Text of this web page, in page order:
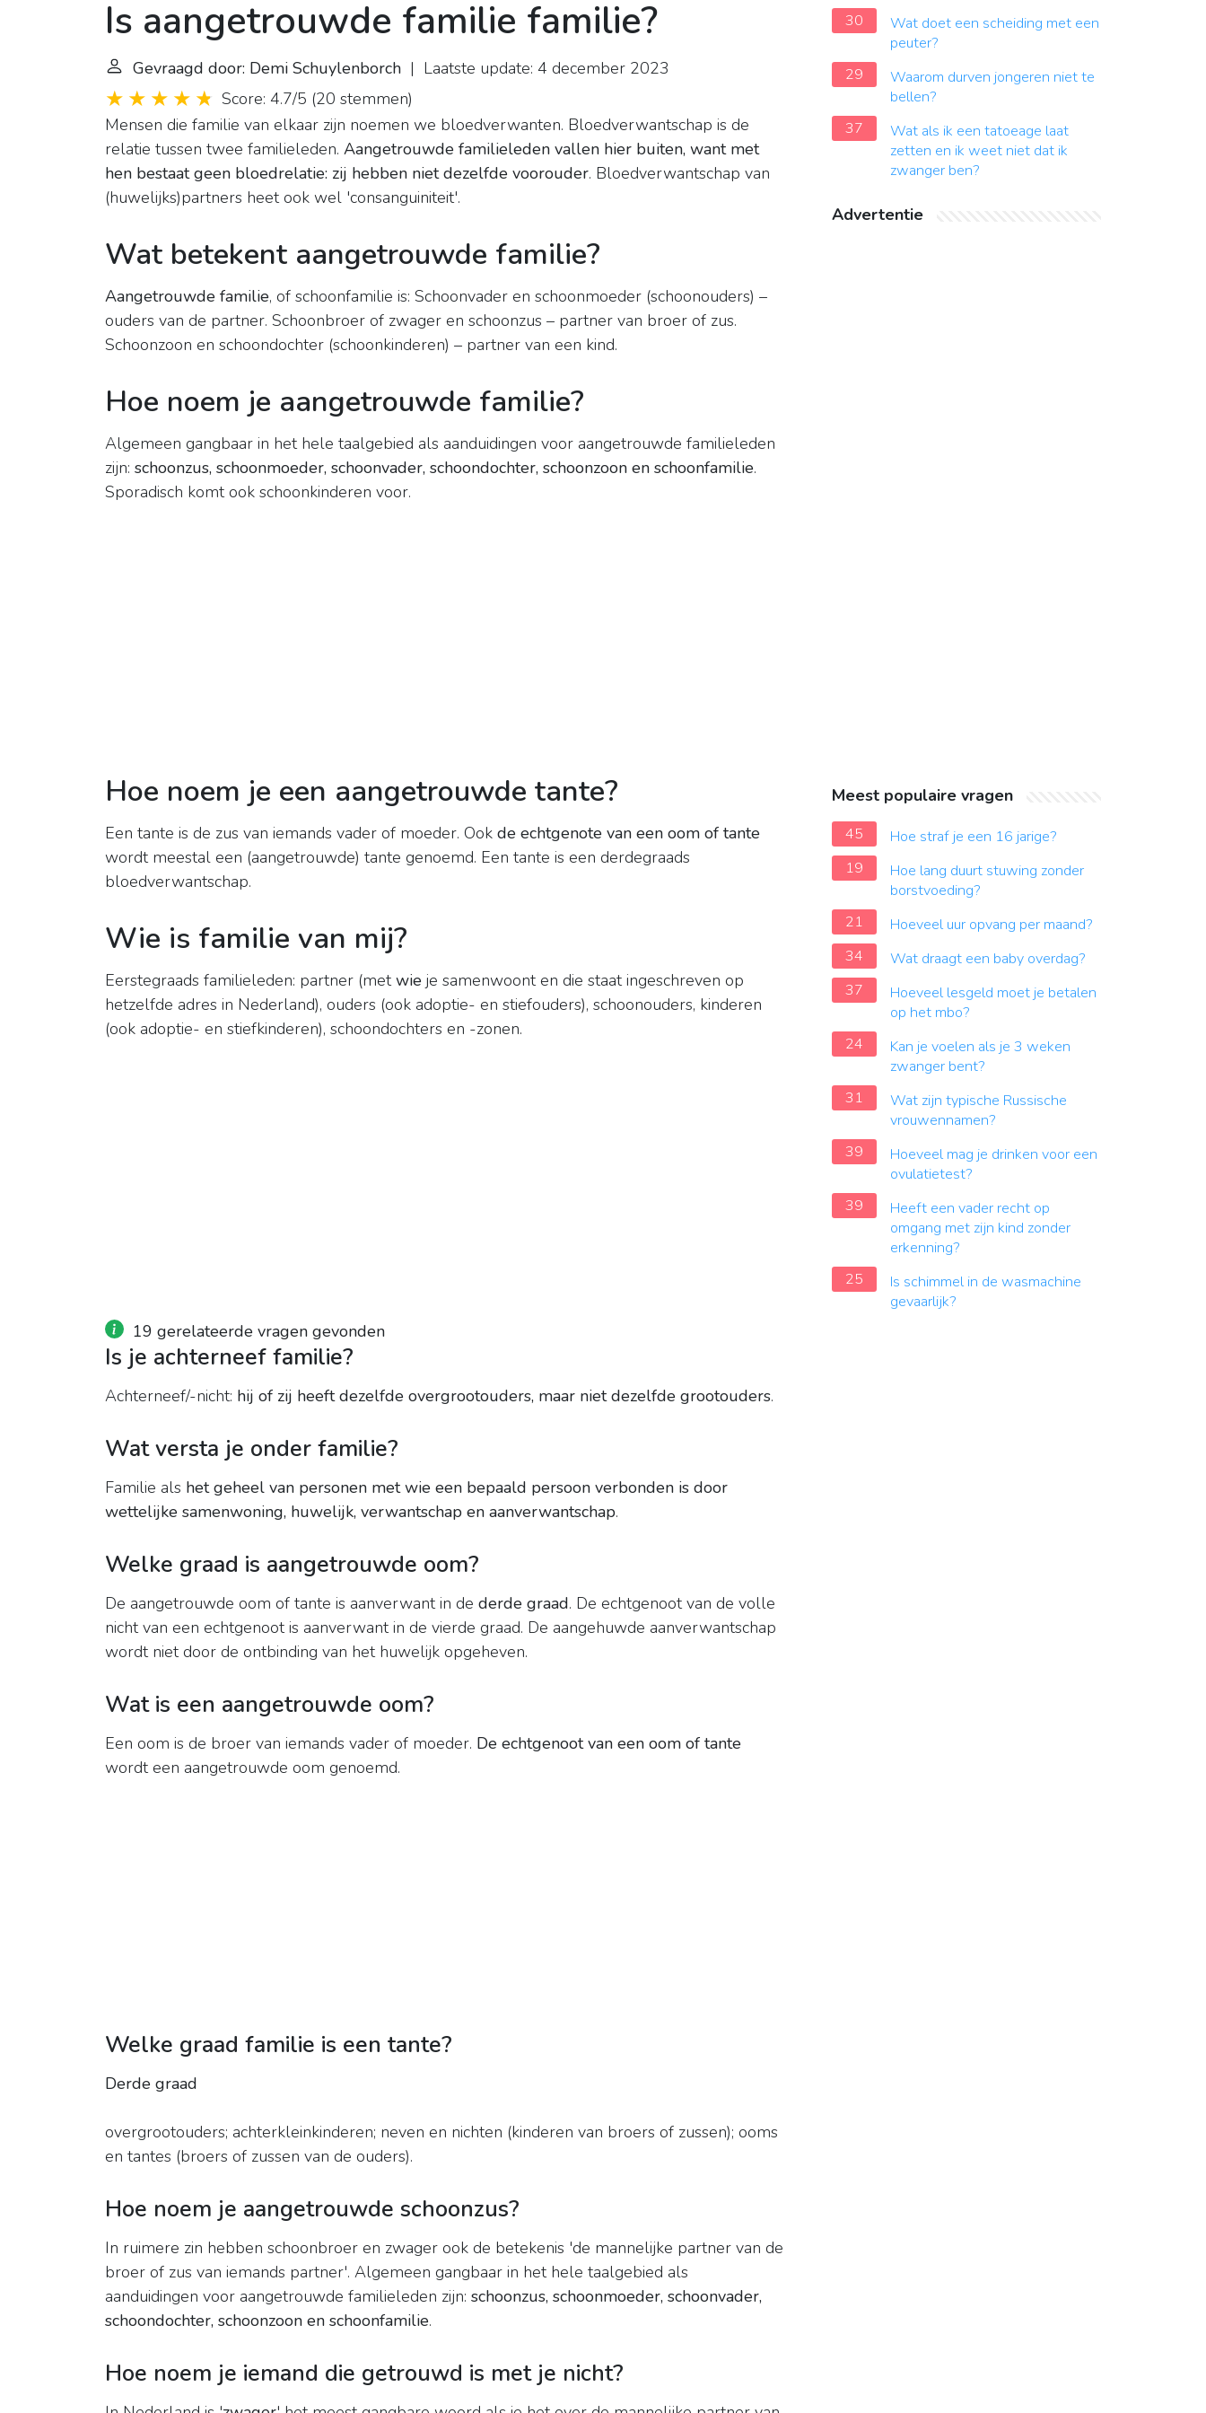
Is aangetrouwde familie familie?
Gevraagd door: Demi Schuylenborch | Laatste update: 4 december 2023
Score: 4.7/5 (20 stemmen)
Mensen die familie van elkaar zijn noemen we bloedverwanten. Bloedverwantschap is de
relatie tussen twee familieleden. Aangetrouwde familieleden vallen hier buiten, want met
hen bestaat geen bloedrelatie: zij hebben niet dezelfde voorouder. Bloedverwantschap van
(huwelijks)partners heet ook wel 'consanguiniteit'.
Wat betekent aangetrouwde familie?
Aangetrouwde familie, of schoonfamilie is: Schoonvader en schoonmoeder (schoonouders) –
ouders van de partner. Schoonbroer of zwager en schoonzus – partner van broer of zus.
Schoonzoon en schoondochter (schoonkinderen) – partner van een kind.
Hoe noem je aangetrouwde familie?
Algemeen gangbaar in het hele taalgebied als aanduidingen voor aangetrouwde familieleden
zijn: schoonzus, schoonmoeder, schoonvader, schoondochter, schoonzoon en schoonfamilie.
Sporadisch komt ook schoonkinderen voor.
Hoe noem je een aangetrouwde tante?
Een tante is de zus van iemands vader of moeder. Ook de echtgenote van een oom of tante
wordt meestal een (aangetrouwde) tante genoemd. Een tante is een derdegraads
bloedverwantschap.
Wie is familie van mij?
Eerstegraads familieleden: partner (metwie je samenwoont en die staat ingeschreven op
hetzelfde adres in Nederland), ouders (ook adoptie- en stiefouders), schoonouders, kinderen
(ook adoptie- en stiefkinderen), schoondochters en -zonen.
19 gerelateerde vragen gevonden
Is je achterneef familie?
Achterneef/-nicht: hij of zij heeft dezelfde overgrootouders, maar niet dezelfde grootouders.
Wat versta je onder familie?
Familie als het geheel van personen met wie een bepaald persoon verbonden is door
wettelijke samenwoning, huwelijk, verwantschap en aanverwantschap.
Welke graad is aangetrouwde oom?
De aangetrouwde oom of tante is aanverwant in de derde graad. De echtgenoot van de volle
nicht van een echtgenoot is aanverwant in de vierde graad. De aangehuwde aanverwantschap
wordt niet door de ontbinding van het huwelijk opgeheven.
Wat is een aangetrouwde oom?
Een oom is de broer van iemands vader of moeder. De echtgenoot van een oom of tante
wordt een aangetrouwde oom genoemd.
Welke graad familie is een tante?
Derde graad
overgrootouders; achterkleinkinderen; neven en nichten (kinderen van broers of zussen); ooms
en tantes (broers of zussen van de ouders).
Hoe noem je aangetrouwde schoonzus?
In ruimere zin hebben schoonbroer en zwager ook de betekenis 'de mannelijke partner van de
broer of zus van iemands partner'. Algemeen gangbaar in het hele taalgebied als
aanduidingen voor aangetrouwde familieleden zijn: schoonzus, schoonmoeder, schoonvader,
schoondochter, schoonzoon en schoonfamilie.
Hoe noem je iemand die getrouwd is met je nicht?
30
Wat doet een scheiding met een
peuter?
29
Waarom durven jongeren niet te
bellen?
37
Wat als ik een tatoeage laat
zetten en ik weet niet dat ik
zwanger ben?
Advertentie
Meest populaire vragen
45
Hoe straf je een 16 jarige?
19
Hoe lang duurt stuwing zonder
borstvoeding?
21
Hoeveel uur opvang per maand?
34
Wat draagt een baby overdag?
37
Hoeveel lesgeld moet je betalen
op het mbo?
24
Kan je voelen als je 3 weken
zwanger bent?
31
Wat zijn typische Russische
vrouwennamen?
39
Hoeveel mag je drinken voor een
ovulatietest?
39
Heeft een vader recht op
omgang met zijn kind zonder
erkenning?
25
Is schimmel in de wasmachine
gevaarlijk?